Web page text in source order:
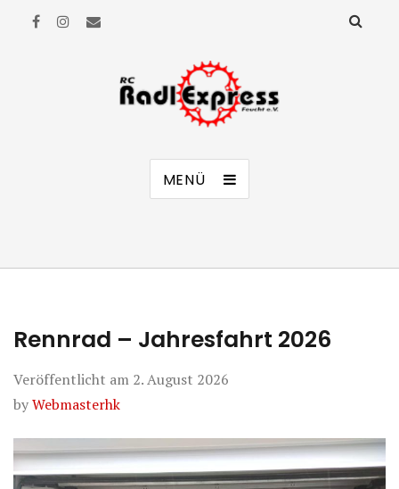
RC Radl Express Feucht e.V.
MENÜ
Rennrad – Jahresfahrt 2026
Veröffentlicht am 2. August 2026
byWebmasterhk